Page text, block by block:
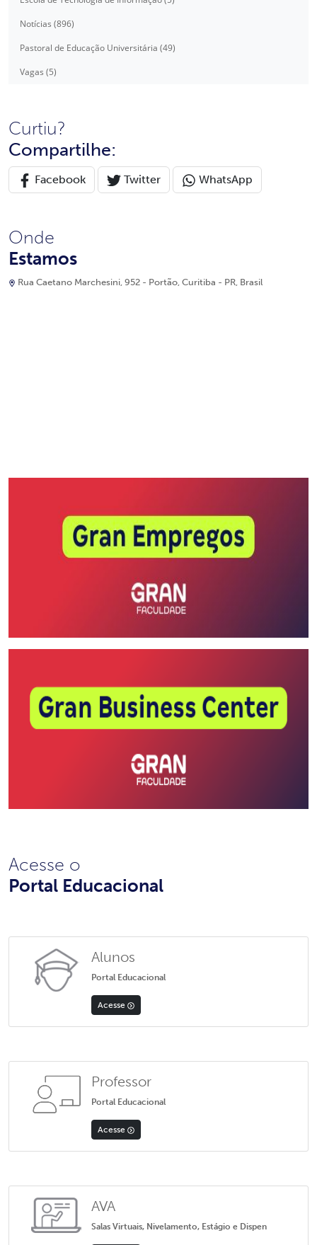
Notícias (896)
Pastoral de Educação Universitária (49)
Vagas (5)
Curtiu?
Compartilhe:
Facebook Twitter WhatsApp
Onde
Estamos
Rua Caetano Marchesini, 952 - Portão, Curitiba - PR, Brasil
Acesse o
Portal Educacional
Alunos
Portal Educacional
Acesse
Professor
Portal Educacional
Acesse
AVA
Salas Virtuais, Nivelamento, Estágio e Dispen